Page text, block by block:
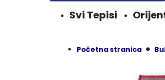
Svi Tepisi
Početna stranica